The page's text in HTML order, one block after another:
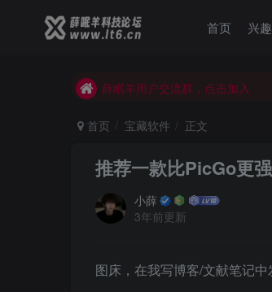
首页 兴
薛眠羊用户交流群，点击加入
薛眠羊用户交流群，点击加入
首页 宝藏软件 正文
推荐一款比PicGo更
小薛
3年前更新
图床，在我写博客/文献笔记中